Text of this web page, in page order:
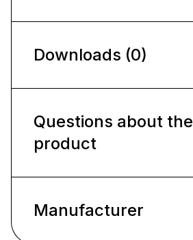
Downloads (0)
Questions about the
product
Manufacturer